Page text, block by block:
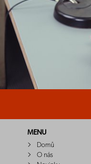
MENU
Domů
O nás